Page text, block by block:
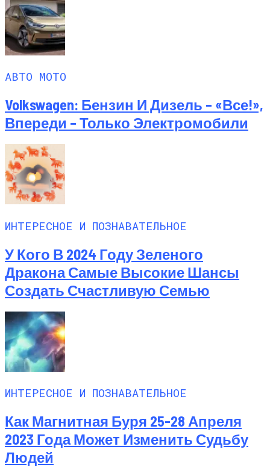
АВТО МОТО
Volkswagen: Бензин И Дизель – «все!»,
Впереди – Только Электромобили
ИНТЕРЕСНОЕ И ПОЗНАВАТЕЛЬНОЕ
У Кого В 2024 Году Зеленого
Дракона Самые Высокие Шансы
Создать Счастливую Семью
ИНТЕРЕСНОЕ И ПОЗНАВАТЕЛЬНОЕ
Как Магнитная Буря 25-28 Апреля
2023 Года Может Изменить Судьбу
Людей